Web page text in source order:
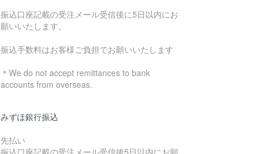
振込口座記載の受注メール受信後に5日以内にお
願いいたします。
振込手数料はお客様ご負担でお願いいたします
＊We do not accept remittances to bank
accounts from overseas.
みずほ銀行振込
先払い